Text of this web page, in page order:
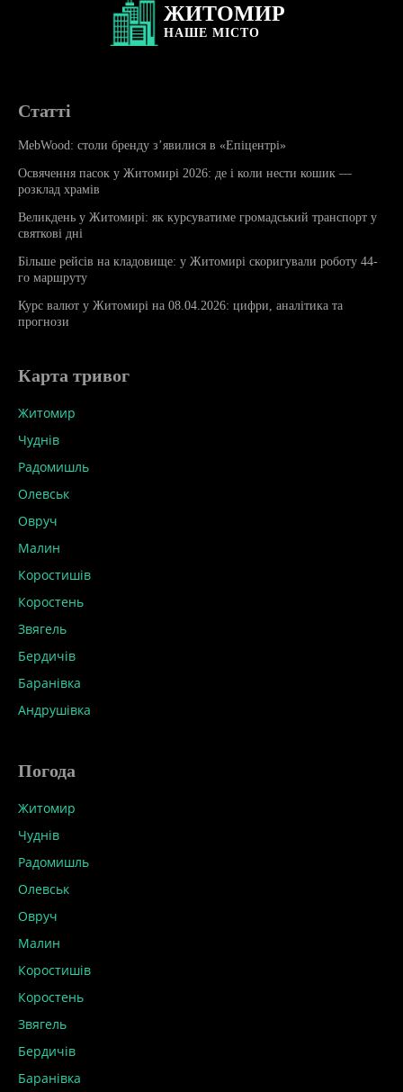
ЖИТОМИР
НАШЕ МІСТО
Статті
MebWood: столи бренду з’явилися в «Епіцентрі»
Освячення пасок у Житомирі 2026: де і коли нести кошик —
розклад храмів
Великдень у Житомирі: як курсуватиме громадський транспорт у
святкові дні
Більше рейсів на кладовище: у Житомирі скоригували роботу 44-
го маршруту
Курс валют у Житомирі на 08.04.2026: цифри, аналітика та
прогнози
Карта тривог
Житомир
Чуднів
Радомишль
Олевськ
Овруч
Малин
Коростишів
Коростень
Звягель
Бердичів
Баранівка
Андрушівка
Погода
Житомир
Чуднів
Радомишль
Олевськ
Овруч
Малин
Коростишів
Коростень
Звягель
Бердичів
Баранівка